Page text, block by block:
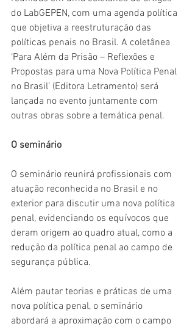
do LabGEPEN, com uma agenda política
que objetiva a reestruturação das
políticas penais no Brasil. A coletânea
‘Para Além da Prisão – Reflexões e
Propostas para uma Nova Política Penal
no Brasil’ (Editora Letramento) será
lançada no evento juntamente com
outras obras sobre a temática penal.
O seminário
O seminário reunirá profissionais com
atuação reconhecida no Brasil e no
exterior para discutir uma nova política
penal, evidenciando os equívocos que
deram origem ao quadro atual, como a
redução da política penal ao campo de
segurança pública.
Além pautar teorias e práticas de uma
nova política penal, o seminário
abordará a aproximação com o campo